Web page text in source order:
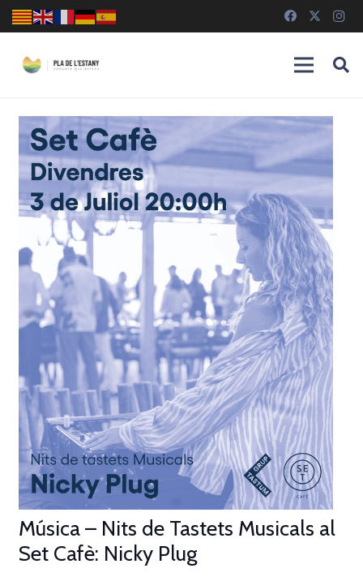
Música – Nits de Tastets Musicals al
Set Cafè: Nicky Plug